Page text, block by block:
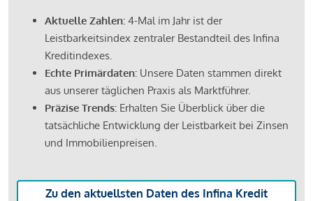
Aktuelle Zahlen: 4-Mal im Jahr ist der
Leistbarkeitsindex zentraler Bestandteil des Infina
Kreditindexes.
Echte Primärdaten: Unsere Daten stammen direkt
aus unserer täglichen Praxis als Marktführer.
Präzise Trends: Erhalten Sie Überblick über die
tatsächliche Entwicklung der Leistbarkeit bei Zinsen
und Immobilienpreisen.
Zu den aktuellsten Daten des Infina Kredit